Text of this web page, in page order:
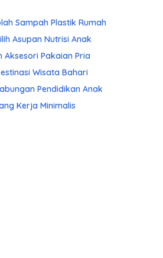
Sampah Plastik Rumah
Asupan Nutrisi Anak
Aksesori Pakaian Pria
Wisata Bahari
Pendidikan Anak
Kerja Minimalis